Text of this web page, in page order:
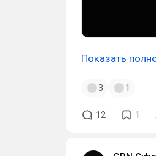
Показать
3 1
12 1